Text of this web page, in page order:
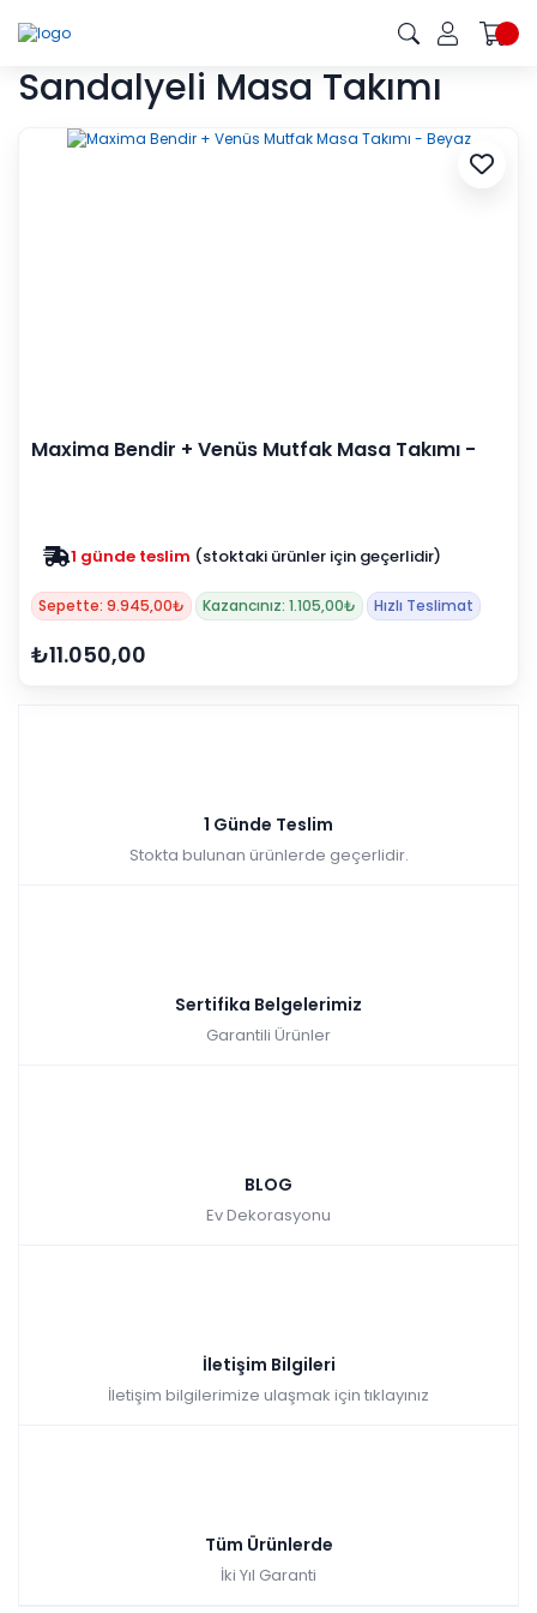
Sandalyeli Masa Takımı
Maxima Bendir + Venüs Mutfak Masa Takımı -
1 günde teslim (stoktaki ürünler için geçerlidir)
Sepette: 9.945,00₺ Kazancınız: 1.105,00₺ Hızlı Teslimat
₺11.050,00
1 Günde Teslim
Stokta bulunan ürünlerde geçerlidir.
Sertifika Belgelerimiz
Garantili Ürünler
BLOG
Ev Dekorasyonu
İletişim Bilgileri
İletişim bilgilerimize ulaşmak için tıklayınız
Tüm Ürünlerde
İki Yıl Garanti